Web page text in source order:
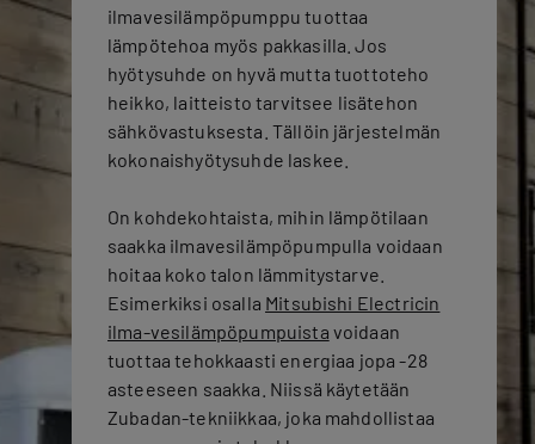
ilmavesilämpöpumppu tuottaa
lämpötehoa myös pakkasilla. Jos
hyötysuhde on hyvä mutta tuottoteho
heikko, laitteisto tarvitsee lisätehon
sähkövastuksesta. Tällöin järjestelmän
kokonaishyötysuhde laskee.
On kohdekohtaista, mihin lämpötilaan
saakka ilmavesilämpöpumpulla voidaan
hoitaa koko talon lämmitystarve.
Esimerkiksi osalla Mitsubishi Electricin
ilma-vesilämpöpumpuista voidaan
tuottaa tehokkaasti energiaa jopa -28
asteeseen saakka. Niissä käytetään
Zubadan-tekniikkaa, joka mahdollistaa